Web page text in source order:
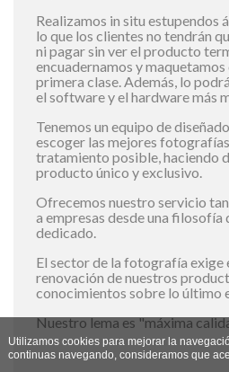
Realizamos in situ estupendos
lo que los clientes no tendrán
ni pagar sin ver el producto
encuadernamos y
primera clase. Además, lo
el software y el hardware más
Tenemos un equipo de
escoger las mejores
tratamiento posible, haciendo
producto único y exclusivo.
Ofrecemos nuestro servicio
a empresas desde una
dedicado.
El sector de la fotografía exige
renovación de nuestros
conocimientos sobre lo último
Nuestro lema es "máxima
Utilizamos cookies para mejorar la
continuas navegando, consideramos que